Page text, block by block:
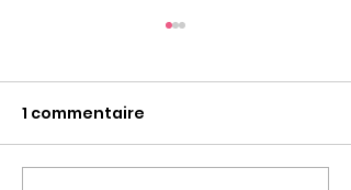
1 commentaire